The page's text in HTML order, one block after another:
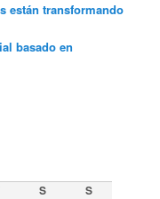
están transformando
basado en
S S